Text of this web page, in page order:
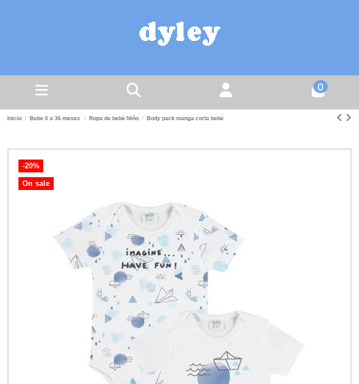
0
Inicio Bebe 0 a 36 meses Ropa de bebé Niño Body pack manga corta bebé
-20%
On sale